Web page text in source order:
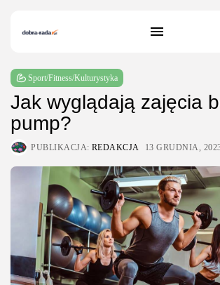
Sport/Fitness/Kulturystyka
Jak wyglądają zajęcia
pump?
PUBLIKACJA: REDAKCJA 13 GRUDNIA,